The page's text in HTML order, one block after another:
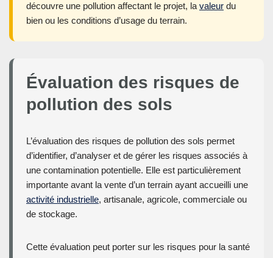
découvre une pollution affectant le projet, la valeur du
bien ou les conditions d’usage du terrain.
Évaluation des risques de
pollution des sols
L’évaluation des risques de pollution des sols permet
d’identifier, d’analyser et de gérer les risques associés à
une contamination potentielle. Elle est particulièrement
importante avant la vente d’un terrain ayant accueilli une
activité industrielle, artisanale, agricole, commerciale ou
de stockage.
Cette évaluation peut porter sur les risques pour la santé